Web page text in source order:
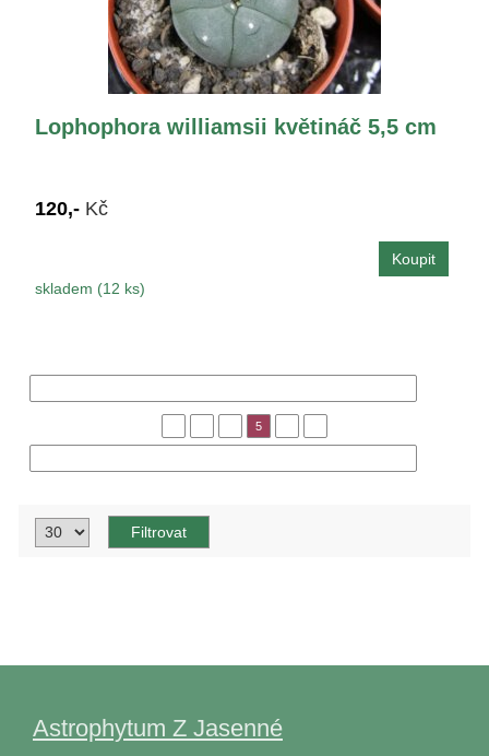
Lophophora williamsii květináč 5,5 cm
120,- Kč
skladem (12 ks)
5
Astrophytum Z Jasenné